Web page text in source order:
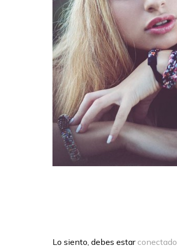
Lo siento, debes estar conectado